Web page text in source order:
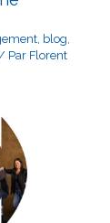
, blog
Par Florent